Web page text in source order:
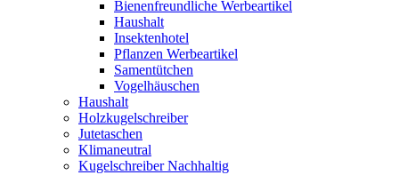
Bienenfreundliche Werbeartikel
Haushalt
Insektenhotel
Pflanzen Werbeartikel
Samentütchen
Vogelhäuschen
Haushalt
Holzkugelschreiber
Jutetaschen
Klimaneutral
Kugelschreiber Nachhaltig